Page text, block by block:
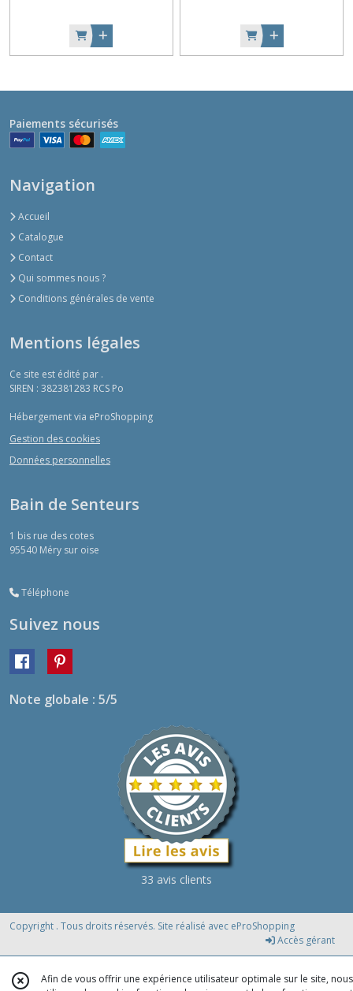
Paiements sécurisés
Navigation
Accueil
Catalogue
Contact
Qui sommes nous ?
Conditions générales de vente
Mentions légales
Ce site est édité par .
SIREN : 382381283 RCS Po
Hébergement via eProShopping
Gestion des cookies
Données personnelles
Bain de Senteurs
1 bis rue des cotes
95540 Méry sur oise
Téléphone
Suivez nous
Note globale : 5/5
33 avis clients
Copyright . Tous droits réservés. Site réalisé avec eProShopping
Accès gérant
Afin de vous offrir une expérience utilisateur optimale sur le site, nous